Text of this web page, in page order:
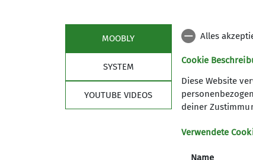
Sektion
MOOBLY
SYSTEM
YOUTUBE VIDEOS
Alles
Cookie
Diese Website
deiner
Verwendete
Name